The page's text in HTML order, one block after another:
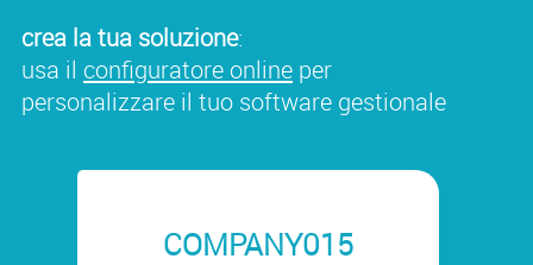
crea la tua soluzione:
usa il configuratore online per
personalizzare il tuo software gestionale
COMPANY015